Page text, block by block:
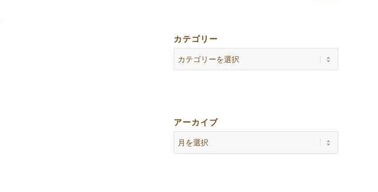
カテゴリー
アーカイブ